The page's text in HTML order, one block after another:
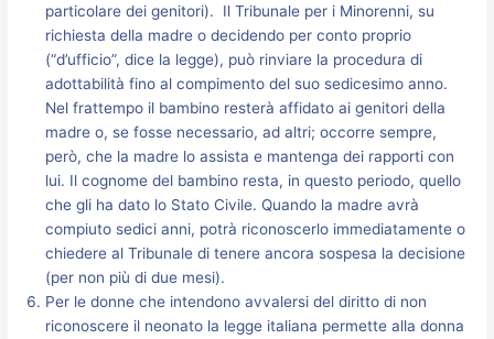
particolare dei genitori). Il Tribunale per i Minorenni, su
richiesta della madre o decidendo per conto proprio
(“d’ufficio”, dice la legge), può rinviare la procedura di
adottabilità fino al compimento del suo sedicesimo anno.
Nel frattempo il bambino resterà affidato ai genitori della
madre o, se fosse necessario, ad altri; occorre sempre,
però, che la madre lo assista e mantenga dei rapporti con
lui. Il cognome del bambino resta, in questo periodo, quello
che gli ha dato lo Stato Civile. Quando la madre avrà
compiuto sedici anni, potrà riconoscerlo immediatamente o
chiedere al Tribunale di tenere ancora sospesa la decisione
(per non più di due mesi).
Per le donne che intendono avvalersi del diritto di non
riconoscere il neonato la legge italiana permette alla donna